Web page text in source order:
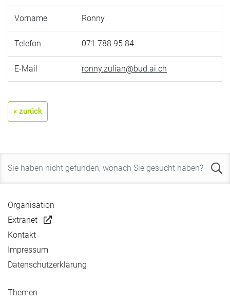
Vorname Ronny
Telefon 071 788 95 84
E-Mail ronny.zulian@bud.ai.ch
« zurück
Organisation
Extranet
Kontakt
Impressum
Datenschutzerklärung
Themen